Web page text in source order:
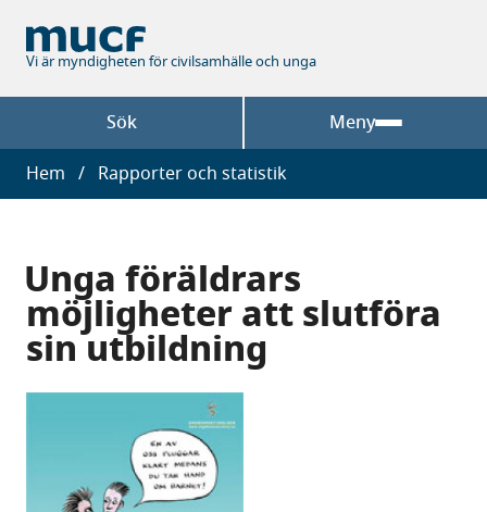
huvudinnehåll
Vi är myndigheten för civilsamhälle och unga
Sök Meny
Länkstig
Hem Rapporter och statistik
Unga föräldrars
möjligheter att slutföra
sin utbildning